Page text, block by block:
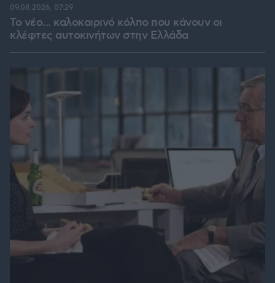
Το νέο... καλοκαιρινό κόλπο που κάνουν οι
κλέφτες αυτοκινήτων στην Ελλάδα
09.08.2026, 07:29